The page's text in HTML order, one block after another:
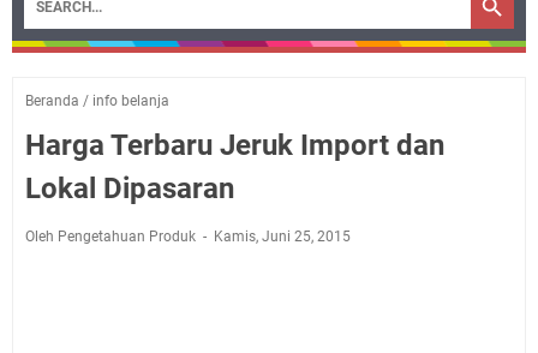
Beranda / info belanja
Harga Terbaru Jeruk Import dan
Lokal Dipasaran
Oleh Pengetahuan Produk Kamis, Juni 25, 2015